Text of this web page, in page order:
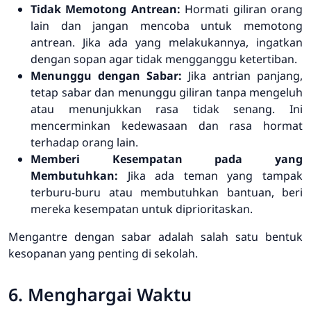
Tidak Memotong Antrean: Hormati giliran orang
lain dan jangan mencoba untuk memotong
antrean. Jika ada yang melakukannya, ingatkan
dengan sopan agar tidak mengganggu ketertiban.
Menunggu dengan Sabar: Jika antrian panjang,
tetap sabar dan menunggu giliran tanpa mengeluh
atau menunjukkan rasa tidak senang. Ini
mencerminkan kedewasaan dan rasa hormat
terhadap orang lain.
Memberi Kesempatan pada yang
Membutuhkan: Jika ada teman yang tampak
terburu-buru atau membutuhkan bantuan, beri
mereka kesempatan untuk diprioritaskan.
Mengantre dengan sabar adalah salah satu bentuk
kesopanan yang penting di sekolah.
6. Menghargai Waktu